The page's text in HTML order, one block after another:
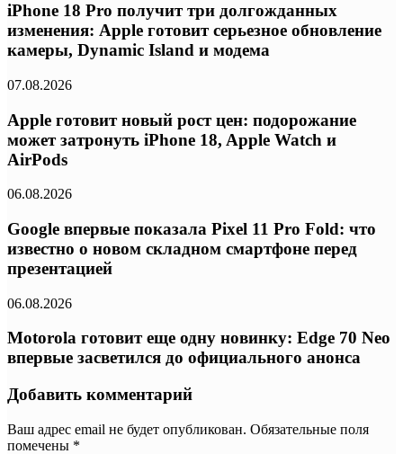
iPhone 18 Pro получит три долгожданных
изменения: Apple готовит серьезное обновление
камеры, Dynamic Island и модема
07.08.2026
Apple готовит новый рост цен: подорожание
может затронуть iPhone 18, Apple Watch и
AirPods
06.08.2026
Google впервые показала Pixel 11 Pro Fold: что
известно о новом складном смартфоне перед
презентацией
06.08.2026
Motorola готовит еще одну новинку: Edge 70 Neo
впервые засветился до официального анонса
Добавить комментарий
Ваш адрес email не будет опубликован. Обязательные поля
помечены *